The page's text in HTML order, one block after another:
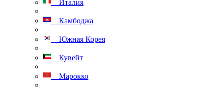
Италия
Камбоджа
Южная Корея
Кувейт
Марокко